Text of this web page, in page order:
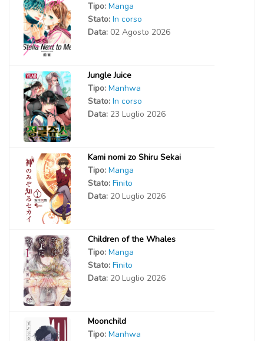
Tipo: Manga
Stato: In corso
Data: 02 Agosto 2026
Jungle Juice
Tipo: Manhwa
Stato: In corso
Data: 23 Luglio 2026
Kami nomi zo Shiru Sekai
Tipo: Manga
Stato: Finito
Data: 20 Luglio 2026
Children of the Whales
Tipo: Manga
Stato: Finito
Data: 20 Luglio 2026
Moonchild
Tipo: Manhwa